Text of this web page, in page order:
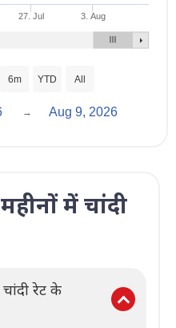
27. Jul 3. Aug
6m YTD All
→ Aug 9, 2026
में चांदी
रेट के